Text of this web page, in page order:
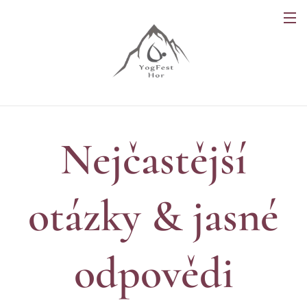
Nejčastější
otázky & jasné
odpovědi